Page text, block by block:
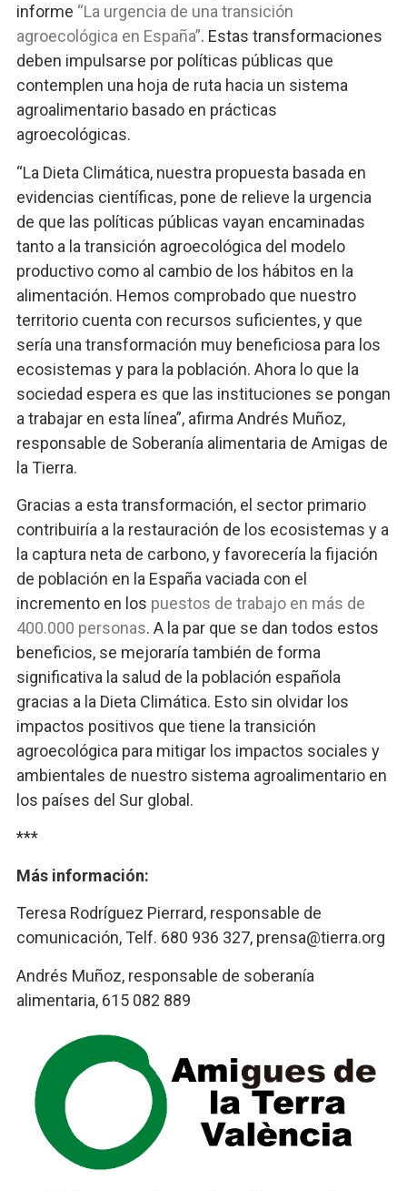
informe “La urgencia de una transición
agroecológica en España”. Estas transformaciones
deben impulsarse por políticas públicas que
contemplen una hoja de ruta hacia un sistema
agroalimentario basado en prácticas
agroecológicas.
“La Dieta Climática, nuestra propuesta basada en
evidencias científicas, pone de relieve la urgencia
de que las políticas públicas vayan encaminadas
tanto a la transición agroecológica del modelo
productivo como al cambio de los hábitos en la
alimentación. Hemos comprobado que nuestro
territorio cuenta con recursos suficientes, y que
sería una transformación muy beneficiosa para los
ecosistemas y para la población. Ahora lo que la
sociedad espera es que las instituciones se pongan
a trabajar en esta línea”, afirma Andrés Muñoz,
responsable de Soberanía alimentaria de Amigas de
la Tierra.
Gracias a esta transformación, el sector primario
contribuiría a la restauración de los ecosistemas y a
la captura neta de carbono, y favorecería la fijación
de población en la España vaciada con el
incremento en los puestos de trabajo en más de
400.000 personas. A la par que se dan todos estos
beneficios, se mejoraría también de forma
significativa la salud de la población española
gracias a la Dieta Climática. Esto sin olvidar los
impactos positivos que tiene la transición
agroecológica para mitigar los impactos sociales y
ambientales de nuestro sistema agroalimentario en
los países del Sur global.
***
Más información:
Teresa Rodríguez Pierrard, responsable de
comunicación, Telf. 680 936 327, prensa@tierra.org
Andrés Muñoz, responsable de soberanía
alimentaria, 615 082 889